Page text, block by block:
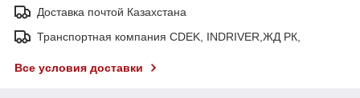
Доставка почтой Казахстана
Транспортная компания CDEK, INDRIVER,ЖД РК,
Все условия доставки